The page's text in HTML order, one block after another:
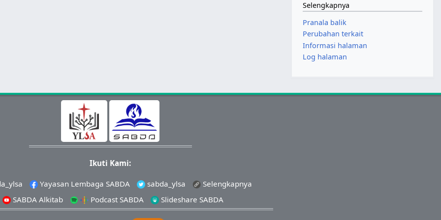
Selengkapnya
Pranala balik
Perubahan terkait
Informasi halaman
Log halaman
Ikuti Kami:
Yayasan Lembaga SABDA sabda_ylsa
Selengkapnya
SABDA Alkitab
Podcast SABDA Slideshare SABDA